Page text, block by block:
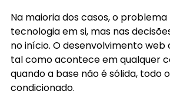
Na maioria dos casos, o
tecnologia em si, mas nas
no início. O desenvolvimento web
tal como acontece em qualquer
quando a base não é sólida, todo
condicionado.